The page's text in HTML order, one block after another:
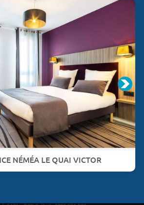
NÉMÉA LE QUAI VICTOR